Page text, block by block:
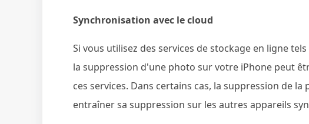
Synchronisation avec le cloud
Si vous utilisez des services de stockage en ligne
la suppression d'une photo sur votre iPhone peut
ces services. Dans certains cas, la suppression de
entraîner sa suppression sur les autres appareils